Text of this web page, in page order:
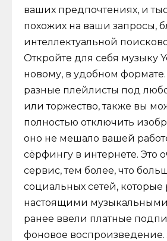
ваших предпочтениях, и
похожих на ваши запросы,
интеллектуальной
Откройте для себя музыку
новому, в удобном формате.
разные плейлисты под
или торжество, также вы
полностью отключить
оно не мешало вашей
сёрфингу в интернете. Это
сервис, тем более, что
социальных сетей,
настоящими музыкальными
ранее ввели платные
фоновое воспроизведение.